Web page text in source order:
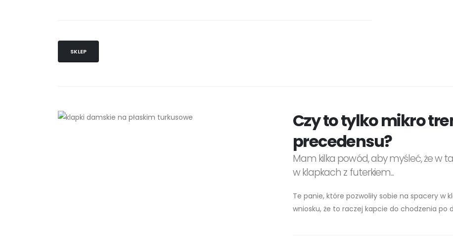
SKLEP
Czy to tylko mikro
precedensu?
Mam kilka powód, aby myśleć, że w
w klapkach z futerkiem...
Te panie, które pozwoliły sobie na spacery w
wniosku, że to raczej kapcie do chodzenia po